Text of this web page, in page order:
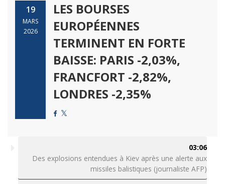
19
MARS
2026
LES BOURSES
EUROPÉENNES
TERMINENT EN FORTE
BAISSE: PARIS -2,03%,
FRANCFORT -2,82%,
LONDRES -2,35%
03:06
Des explosions entendues à Kiev après une alerte aux
missiles balistiques (journaliste AFP)